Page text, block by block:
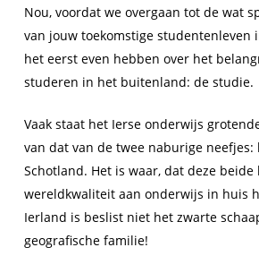
Nou, voordat we overgaan tot de wat
van jouw toekomstige studentenleven
het eerst even hebben over het
studeren in het buitenland: de studie.
Vaak staat het Ierse onderwijs
van dat van de twee naburige neefjes:
Schotland. Het is waar, dat deze beide
wereldkwaliteit aan onderwijs in huis
Ierland is beslist niet het zwarte
geografische familie!